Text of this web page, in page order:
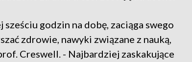
sześciu godzin na dobę, zaciąga swego
zdrowie, nawyki związane z nauką,
Creswell. - Najbardziej zaskakujące